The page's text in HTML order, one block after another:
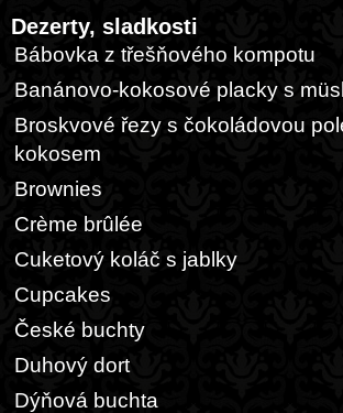
Dezerty, sladkosti
Bábovka z třešňového kompotu
Banánovo-kokosové placky s
Broskvové řezy s čokoládovou
kokosem
Brownies
Crème brûlée
Cuketový koláč s jablky
Cupcakes
České buchty
Duhový dort
Dýňová buchta